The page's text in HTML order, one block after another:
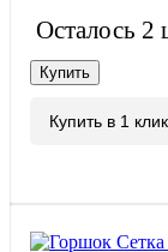
Осталось 2
Купить
Купить в 1 клик